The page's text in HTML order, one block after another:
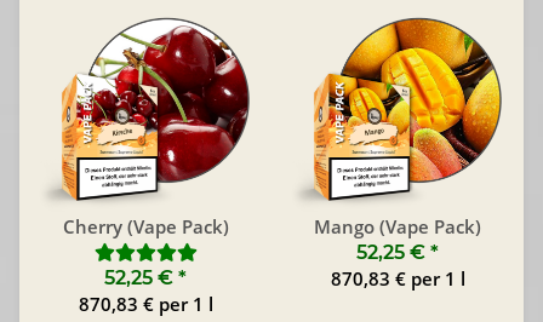
Cherry (Vape Pack)
52,25 € *
870,83 € per 1 l
Mango (Vape Pack)
52,25 € *
870,83 € per 1 l